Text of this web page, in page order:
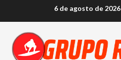
contenido
6 de agosto de 2026